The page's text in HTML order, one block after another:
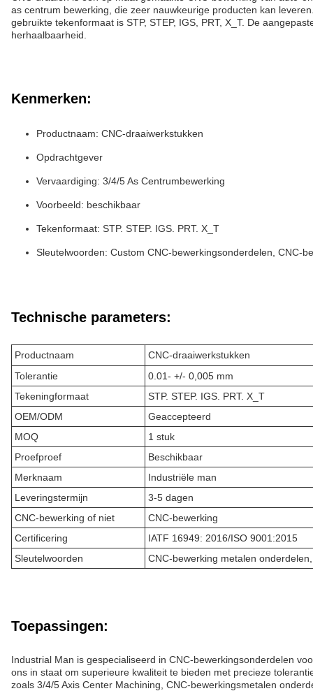
as centrum bewerking, die zeer nauwkeurige producten kan
gebruikte tekenformaat is STP, STEP, IGS, PRT, X_T. De
herhaalbaarheid.
Kenmerken:
Productnaam: CNC-draaiwerkstukken
Opdrachtgever
Vervaardiging: 3/4/5 As Centrumbewerking
Voorbeeld: beschikbaar
Tekenformaat: STP. STEP. IGS. PRT. X_T
Sleutelwoorden: Custom CNC-bewerkingsonderdelen, CNC-
Technische parameters:
Productnaam
CNC-draaiwerkstukken
Tolerantie
0.01- +/- 0,005 mm
Tekeningformaat
STP. STEP. IGS. PRT. X_T
OEM/ODM
Geaccepteerd
MOQ
1 stuk
Proefproef
Beschikbaar
Merknaam
Industriële man
Leveringstermijn
3-5 dagen
CNC-bewerking of niet
CNC-bewerking
Certificering
IATF 16949: 2016/ISO 9001:2015
Sleutelwoorden
CNC-bewerking metalen
Toepassingen:
Industrial Man is gespecialiseerd in CNC-bewerkingsonderdelen
ons in staat om superieure kwaliteit te bieden met precieze
zoals 3/4/5 Axis Center Machining, CNC-bewerkingsmetalen